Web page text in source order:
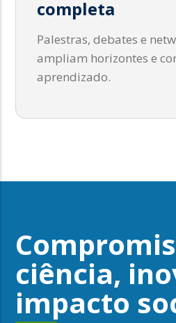
completa
Palestras, debates e
ampliam horizontes e
aprendizado.
ciência,
impacto